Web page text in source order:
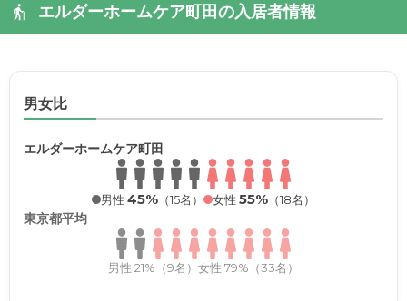
エルダーホームケア町田の入居者情報
男女比
エルダーホームケア町田
男性 45% （15名） 女性 55% （18名）
東京都平均
男性 21%（9名） 女性 79%（33名）